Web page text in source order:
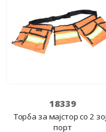
18339
Торба за мајстор со 2
порт